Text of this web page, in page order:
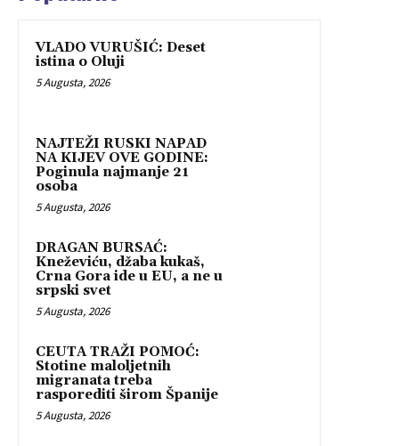
VLADO VURUŠIĆ: Deset
istina o Oluji
5 Augusta, 2026
NAJTEŽI RUSKI NAPAD
NA KIJEV OVE GODINE:
Poginula najmanje 21
osoba
5 Augusta, 2026
DRAGAN BURSAĆ:
Kneževiću, džaba kukaš,
Crna Gora ide u EU, a ne u
srpski svet
5 Augusta, 2026
CEUTA TRAŽI POMOĆ:
Stotine maloljetnih
migranata treba
rasporediti širom Španije
5 Augusta, 2026